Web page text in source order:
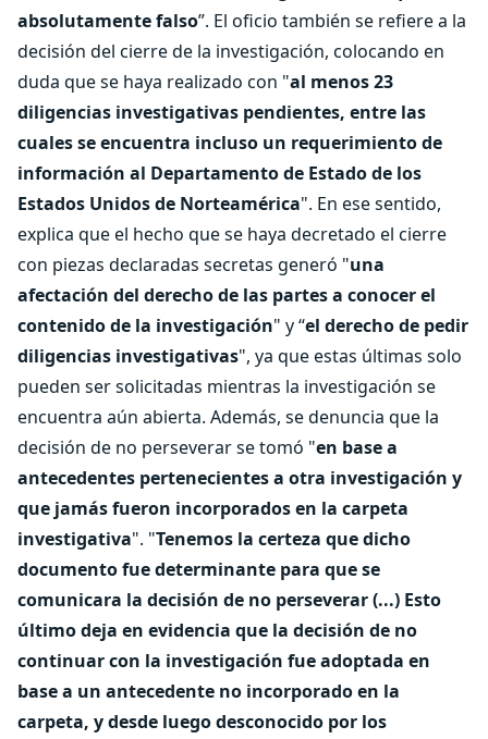
absolutamente falso”. El oficio también se refiere a la
decisión del cierre de la investigación, colocando en
duda que se haya realizado con "al menos 23
diligencias investigativas pendientes, entre las
cuales se encuentra incluso un requerimiento de
información al Departamento de Estado de los
Estados Unidos de Norteamérica". En ese sentido,
explica que el hecho que se haya decretado el cierre
con piezas declaradas secretas generó "una
afectación del derecho de las partes a conocer el
contenido de la investigación" y “el derecho de pedir
diligencias investigativas", ya que estas últimas solo
pueden ser solicitadas mientras la investigación se
encuentra aún abierta. Además, se denuncia que la
decisión de no perseverar se tomó "en base a
antecedentes pertenecientes a otra investigación y
que jamás fueron incorporados en la carpeta
investigativa". "Tenemos la certeza que dicho
documento fue determinante para que se
comunicara la decisión de no perseverar (...) Esto
último deja en evidencia que la decisión de no
continuar con la investigación fue adoptada en
base a un antecedente no incorporado en la
carpeta, y desde luego desconocido por los